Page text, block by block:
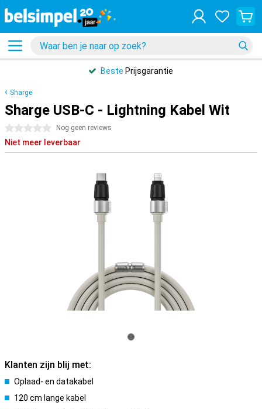
Beste Prijsgarantie
Sharge
Sharge USB-C - Lightning Kabel Wit
0 sterren Nog geen reviews
Niet meer leverbaar
Klanten zijn blij met:
Oplaad- en datakabel
120 cm lange kabel